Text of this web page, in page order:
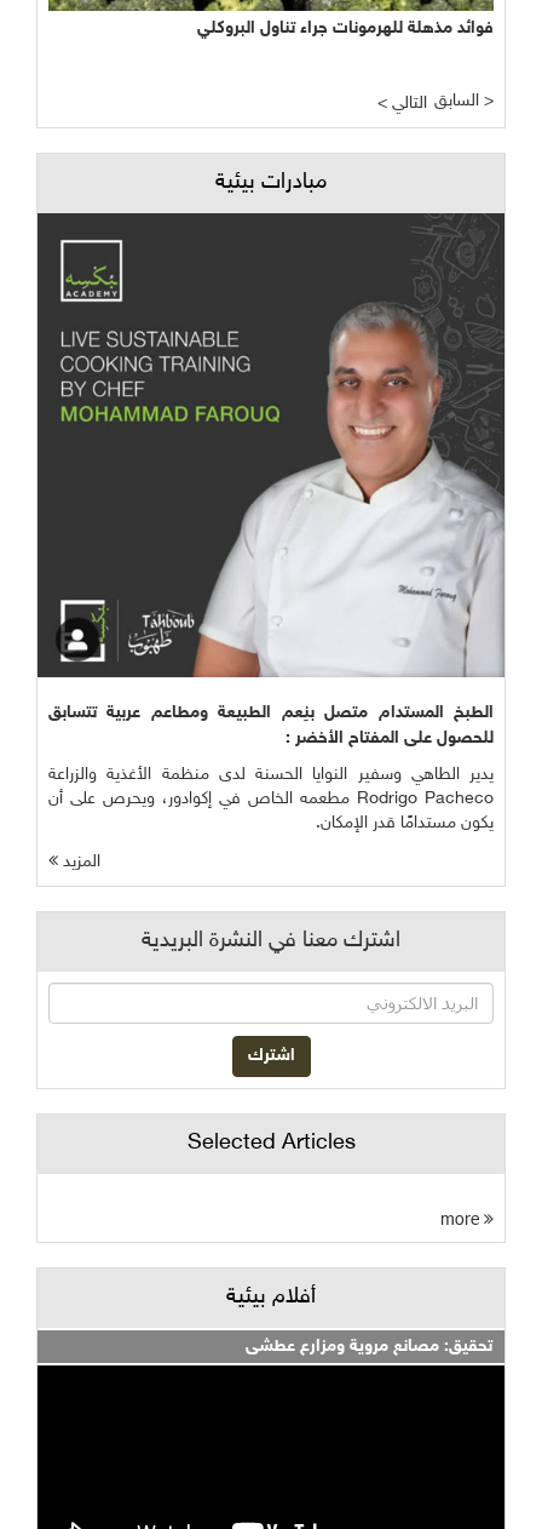
مذهلة للهرمونات جراء تناول البروكلي
وواعد لتجربة الأراضي الرطبة المصطنعة في معالجة
< التالي
مبادرات بيئية
المستدام متصل بنِعم الطبيعة ومطاعم عربية تتسابق
على المفتاح الأخضر :
وسفير النوايا الحسنة لدى منظمة الأغذية والزراعة
Rodrigo Pacheco مطعمه الخاص في إكوادور، ويحرص على أن
قدر الإمكان.
اشترك معنا في النشرة البريدية
Selected Articles
أفلام بيئية
مصانع مروية ومزارع عطشى